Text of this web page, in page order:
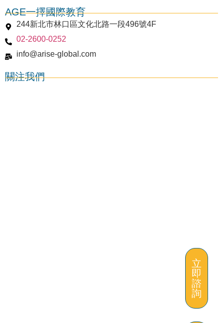
謝菲爾德大學 University of Sheffield
AGE一擇國際教育
244新北市林口區文化北路一段496號4F
02-2600-0252
info@arise-global.com
關注我們
立
即
諮
詢